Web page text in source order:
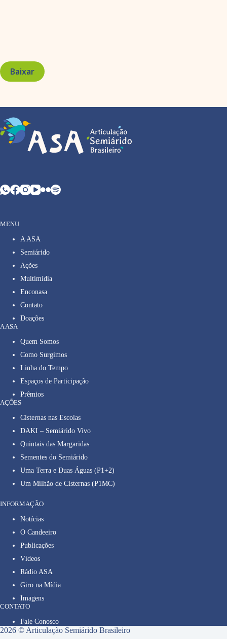
Baixar
MENU
A ASA
Semiárido
Ações
Multimídia
Enconasa
Contato
Doações
A ASA
Quem Somos
Como Surgimos
Linha do Tempo
Espaços de Participação
Prêmios
AÇÕES
Cisternas nas Escolas
DAKI – Semiárido Vivo
Quintais das Margaridas
Sementes do Semiárido
Uma Terra e Duas Águas (P1+2)
Um Milhão de Cisternas (P1MC)
INFORMAÇÃO
Notícias
O Candeeiro
Publicações
Vídeos
Rádio ASA
Giro na Mídia
Imagens
CONTATO
Fale Conosco
2026 © Articulação Semiárido Brasileiro